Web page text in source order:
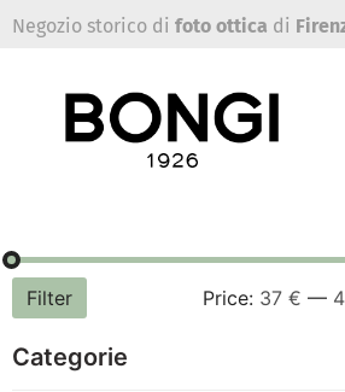
Negozio storico di foto ottica di
Filter Price: 37 € —
Categorie